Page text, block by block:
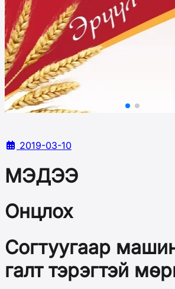
2019-03-10
МЭДЭЭ
Онцлох
Согтуугаар
галт тэрэгтэй